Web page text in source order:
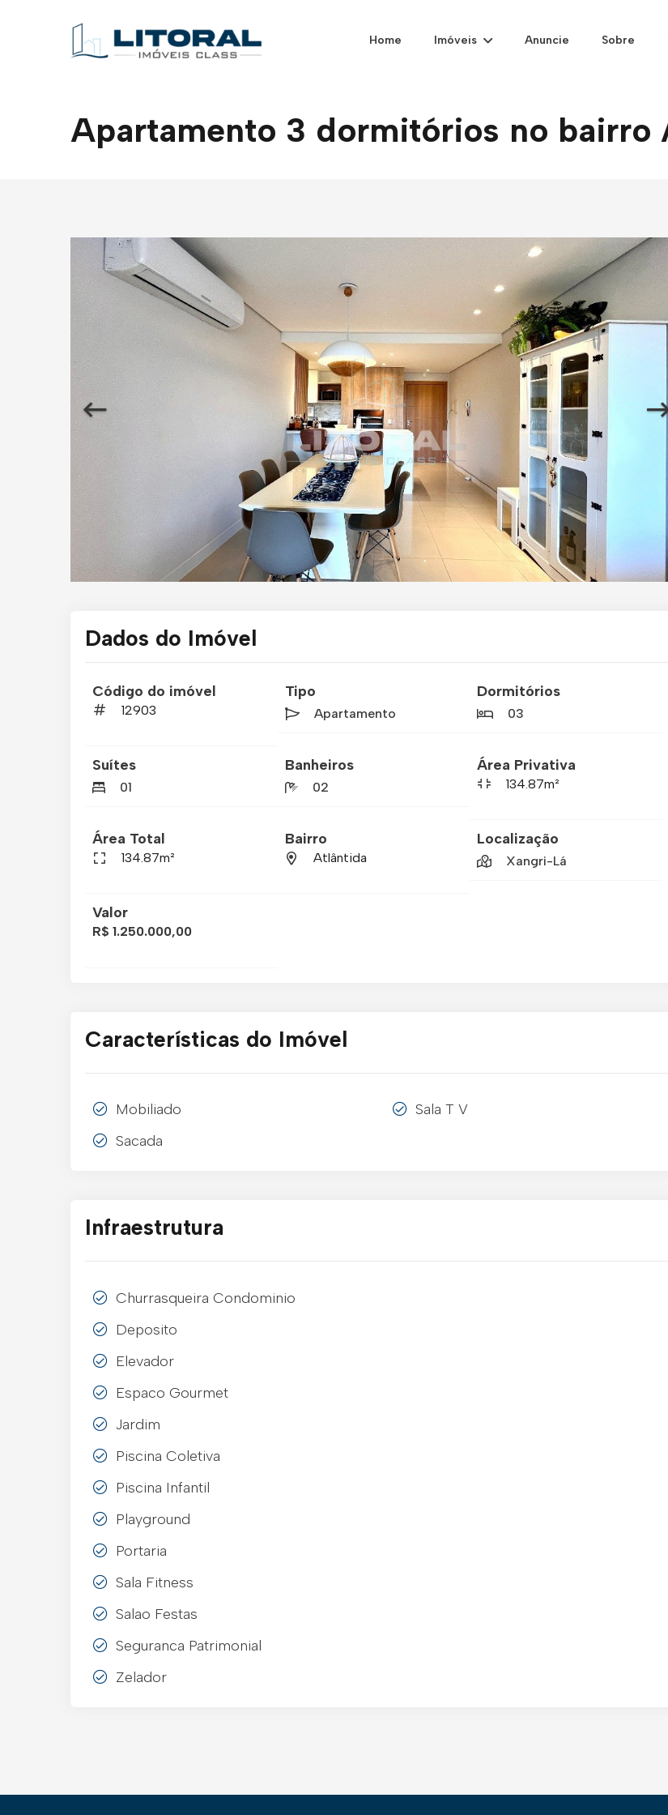
Home Imóveis Anuncie Sobre
Apartamento 3 dormitórios no bairro
Dados do Imóvel
Código do imóvel
12903
Tipo
Apartamento
Dormitórios
03
Suítes
01
Banheiros
02
Área Privativa
134.87m²
Área Total
134.87m²
Bairro
Atlântida
Localização
Xangri-Lá
Valor
R$ 1.250.000,00
Características do Imóvel
Mobiliado
Sacada
Sala T V
Infraestrutura
Churrasqueira Condominio
Deposito
Elevador
Espaco Gourmet
Jardim
Piscina Coletiva
Piscina Infantil
Playground
Portaria
Sala Fitness
Salao Festas
Seguranca Patrimonial
Zelador